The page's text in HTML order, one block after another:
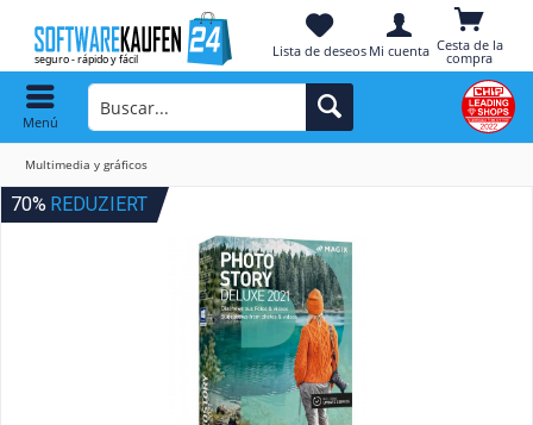
Cesta de la
compra
Lista de deseos Mi cuenta
Menú
Multimedia y gráficos
70% REDUZIERT